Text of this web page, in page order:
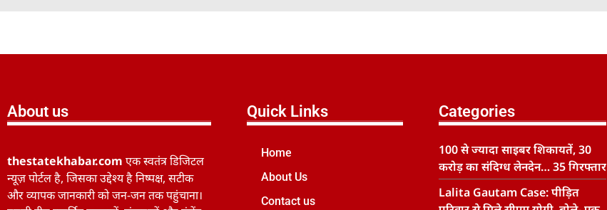
About us
thestatekhabar.com एक स्वतंत्र डिजिटल
न्यूज़ पोर्टल है, जिसका उद्देश्य है निष्पक्ष, सटीक
और व्यापक जानकारी को जन-जन तक पहुंचाना।
Quick Links
Home
About Us
Contact us
Categories
100 से ज्यादा साइबर शिकायतें, 30
करोड़ का संदिग्ध लेनदेन… 35 गिरफ्तार
Lalita Gautam Case: पीड़ित